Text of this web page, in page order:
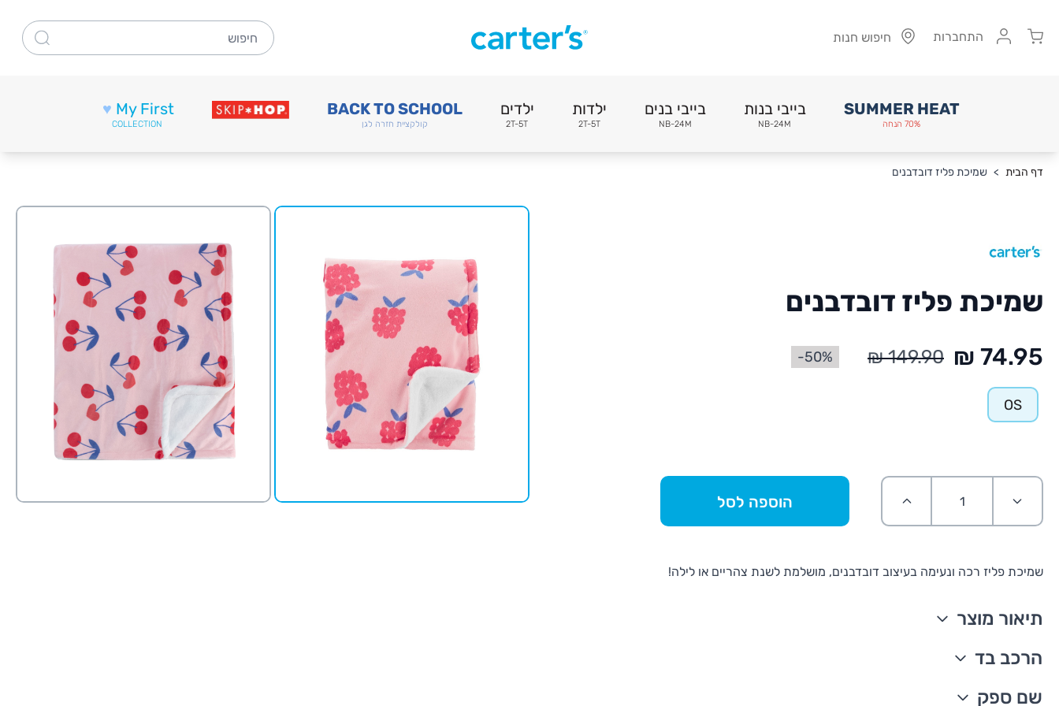
Cart התחברות חיפוש חנות
חיפוש
SUMMER HEAT
70% הנחה
בייבי בנות
NB-24M
בייבי בנים
NB-24M
ילדות
2T-5T
ילדים
2T-5T
BACK TO SCHOOL
קולקציית חזרה לגן
My First
♥
COLLECTION
דף הבית > שמיכת פליז דובדבנים
שמיכת פליז דובדבנים
50%-
OS
הוספה לסל
שמיכת פליז רכה ונעימה בעיצוב דובדבנים, מושלמת לשנת צהריים או לילה!
תיאור מוצר
פליז רך ונעים
גודל השמיכה לתינוק 101.6X76.2 ס״מ
הרכב בד
100% פוליאסטר וולבואה
שם ספק